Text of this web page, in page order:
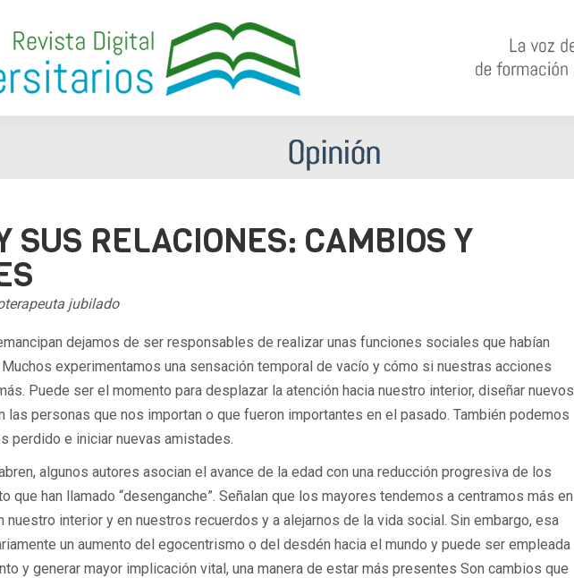
SUS RELACIONES: CAMBIOS Y
jubilado
dejamos de ser responsables de realizar unas funciones sociales que habían
experimentamos una sensación temporal de vacío y cómo si nuestras acciones
Puede ser el momento para desplazar la atención hacia nuestro interior, diseñar nuevos
personas que nos importan o que fueron importantes en el pasado. También podemos
perdido e iniciar nuevas amistades.
algunos autores asocian el avance de la edad con una reducción progresiva de los
que han llamado “desenganche”. Señalan que los mayores tendemos a centramos más en
interior y en nuestros recuerdos y a alejarnos de la vida social. Sin embargo, esa
un aumento del egocentrismo o del desdén hacia el mundo y puede ser empleada
y generar mayor implicación vital, una manera de estar más presentes Son cambios que